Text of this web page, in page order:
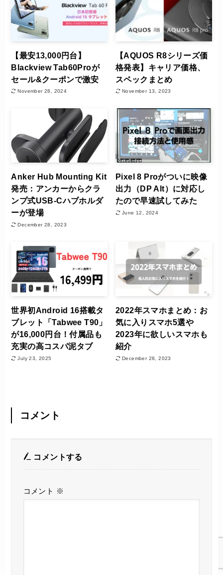
【最安13,000円台】
Blackview Tab60Proが
セール&クーポンで激安
November 28, 2024
【AQUOS R8シリーズ価
格発表】キャリア価格、
スペックまとめ
November 13, 2023
Anker Hub Mounting Kit
発売：アンカーからクラ
ンプ式USB-Cハブホルダ
ーが登場
December 28, 2023
Pixel 8 Proがついに映像
出力（DP Alt）に対応し
たので早速試してみた
June 12, 2024
世界初Android 16搭載タ
ブレット「Tabwee T90」
が16,000円台！付属品も
充実の高コスパ泥タブ
July 23, 2025
2022年スマホまとめ：お
気に入りスマホ5選や
2023年に欲しいスマホも
紹介
December 28, 2023
コメント
コメントする
コメント ※